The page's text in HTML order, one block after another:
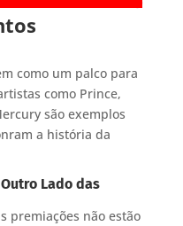
como um palco para
como Prince,
são exemplos
a história da
Lado das
premiações não estão